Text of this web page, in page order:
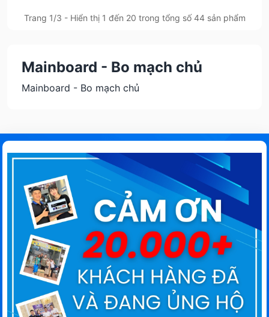
Trang 1/3 - Hiển thị 1 đến 20 trong tổng số 44 sản phẩm
Mainboard - Bo mạch chủ
Mainboard - Bo mạch chủ